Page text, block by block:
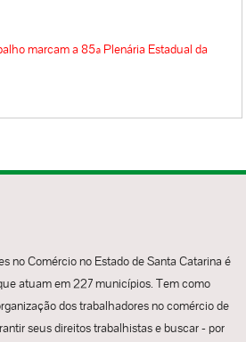
marcam a 85ª Plenária Estadual da
no Comércio no Estado de Santa Catarina é
atuam em 227 municípios. Tem como
dos trabalhadores no comércio de
seus direitos trabalhistas e buscar - por